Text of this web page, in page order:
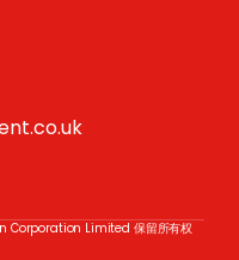
Limited 保留所有权